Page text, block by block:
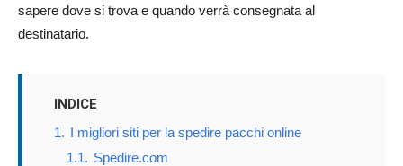
sapere dove si trova e quando verrà consegnata al
destinatario.
INDICE
1. I migliori siti per la spedire pacchi online
1.1. Spedire.com